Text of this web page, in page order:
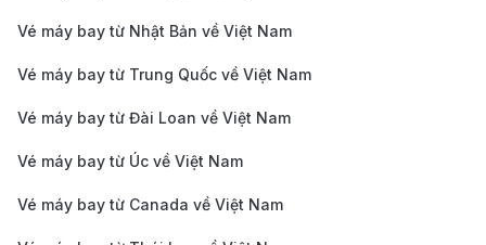
Airways
Giá vé máy bay Tp.
Emirates
15.000.000 VND
Giá vé máy bay Tp.
HCM - Cairo
16.500.000 VND
Vé máy bay từ Nhật Bản về Việt Nam
Vé máy bay từ Trung Quốc về Việt Nam
Vé máy bay từ Đài Loan về Việt Nam
Vé máy bay từ Úc về Việt Nam
Vé máy bay từ Canada về Việt Nam